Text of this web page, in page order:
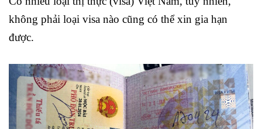
không phải loại visa nào cũng có thể xin gia hạn
được.